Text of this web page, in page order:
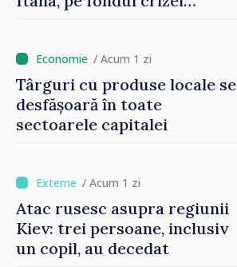
/ Acum 1 zi
Târguri cu produse locale se
desfășoară în toate
sectoarele capitalei
/ Acum 1 zi
Atac rusesc asupra regiunii
Kiev: trei persoane, inclusiv
un copil, au decedat